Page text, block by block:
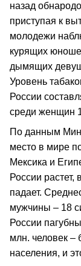
назад
приступая к
молодежи
курящих
дымящих
Уровень
России
среди женщин
По данным
место в мире
Мексика и
России растет,
падает.
мужчины – 18
России
млн. человек –
населения, и